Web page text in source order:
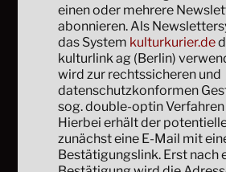
einen oder mehrere
abonnieren. Als
das System kulturkurier.de
kulturlink ag (Berlin)
wird zur rechtssicheren und
datenschutzkonformen
sog. double-optin
Hierbei erhält der
zunächst eine E-Mail mit
Bestätigungslink. Erst nach